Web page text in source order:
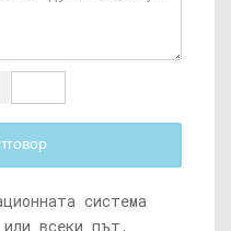
система
всеки път,